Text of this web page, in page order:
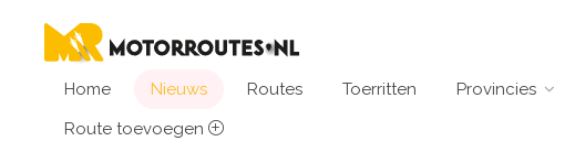
Home Nieuws Routes Toerritten Provincies
Route toevoegen